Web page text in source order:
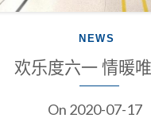
NEWS
欢乐度六一 情暖
On 2020-07-17